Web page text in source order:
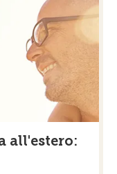
all'estero: